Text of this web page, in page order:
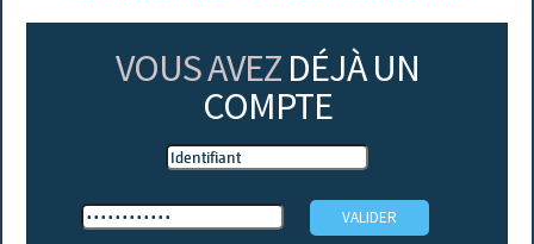
VOUS AVEZ DÉJÀ UN
COMPTE